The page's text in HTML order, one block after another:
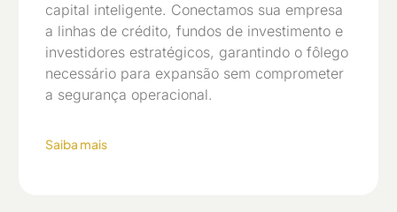
capital inteligente. Conectamos sua empresa
a linhas de crédito, fundos de investimento e
investidores estratégicos, garantindo o fôlego
necessário para expansão sem comprometer
a segurança operacional.
Saiba mais